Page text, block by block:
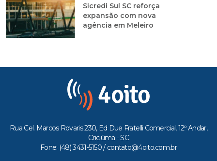
Sicredi Sul SC reforça
expansão com nova
agência em Meleiro
Rua Cel. Marcos Rovaris 230, Ed Due Fratelli Comercial, 12º Andar,
Criciúma - SC
Fone: (48) 3431-5150 / contato@4oito.com.br